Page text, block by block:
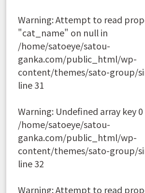
Warning: Attempt to read
"cat_name" on null in
/home/satoeye/satou-
ganka.com/public_html/wp-
content/themes/sato-group/
line31
Warning: Undefined array key 0
/home/satoeye/satou-
ganka.com/public_html/wp-
content/themes/sato-group/
line32
Warning: Attempt to read